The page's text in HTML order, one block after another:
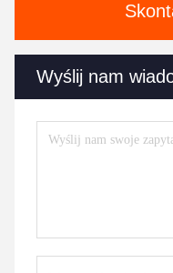
Wyślij nam